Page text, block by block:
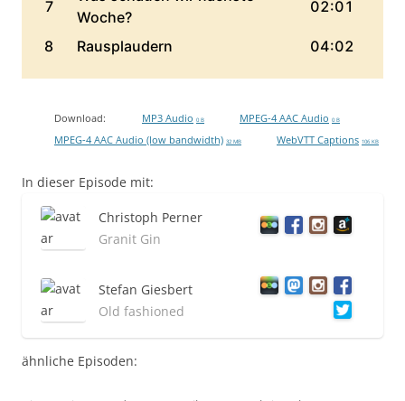
Download: MP3 Audio 0 B MPEG-4 AAC Audio 0 B
MPEG-4 AAC Audio (low bandwidth) 32 MB WebVTT Captions 106 KB
In dieser Episode mit:
Christoph Perner
Granit Gin
Stefan Giesbert
Old fashioned
ähnliche Episoden: